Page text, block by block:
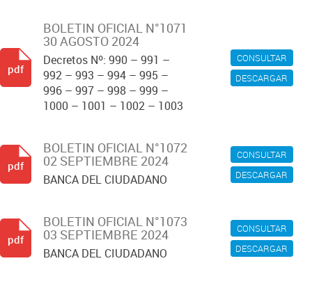
CONSULTAR
DESCARGAR
BOLETIN OFICIAL N°1071
30 AGOSTO 2024
Decretos Nº: 990 – 991 –
992 – 993 – 994 – 995 –
996 – 997 – 998 – 999 –
1000 – 1001 – 1002 – 1003
pdf
CONSULTAR
DESCARGAR
BOLETIN OFICIAL N°1072
02 SEPTIEMBRE 2024
BANCA DEL CIUDADANO
pdf
CONSULTAR
DESCARGAR
BOLETIN OFICIAL N°1073
03 SEPTIEMBRE 2024
BANCA DEL CIUDADANO
pdf